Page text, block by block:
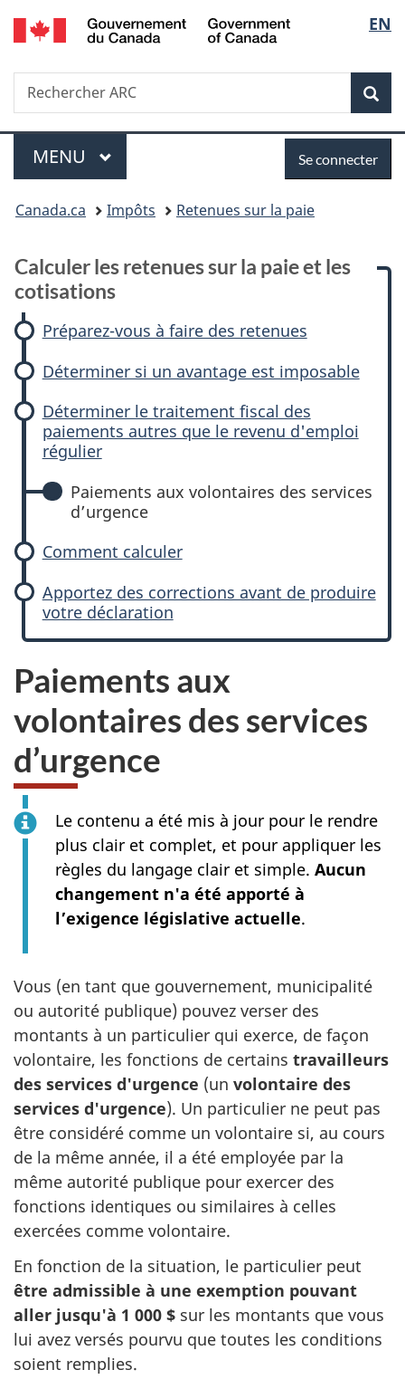
Passer
au
Passer
à
retenues
et
Passer
à
du
Passer
à
simplifiée
de
la
EN
Recherche
Rechercher
ARC
Menu
MENU PRINCIPAL
connecter
Se connecter
Vous
ici :
Canada.ca Impôts Retenues sur la paie
Calculer les retenues sur la paie et les
cotisations
Préparez-vous à faire des retenues
Déterminer si un avantage est imposable
Déterminer le traitement fiscal des
paiements autres que le revenu d'emploi
régulier
Paiements aux volontaires des services
d’urgence
Comment calculer
Apportez des corrections avant de produire
votre déclaration
Paiements aux
volontaires des services
d’urgence
Le contenu a été mis à jour pour le rendre
plus clair et complet, et pour appliquer les
règles du langage clair et simple. Aucun
changement n'a été apporté à
l’exigence législative actuelle.
Vous (en tant que gouvernement, municipalité
ou autorité publique) pouvez verser des
montants à un particulier qui exerce, de façon
volontaire, les fonctions de certains travailleurs
des services d'urgence (un volontaire des
services d'urgence). Un particulier ne peut pas
être considéré comme un volontaire si, au cours
de la même année, il a été employée par la
même autorité publique pour exercer des
fonctions identiques ou similaires à celles
exercées comme volontaire.
En fonction de la situation, le particulier peut
être admissible à une exemption pouvant
aller jusqu'à 1 000 $ sur les montants que vous
lui avez versés pourvu que toutes les conditions
soient remplies.